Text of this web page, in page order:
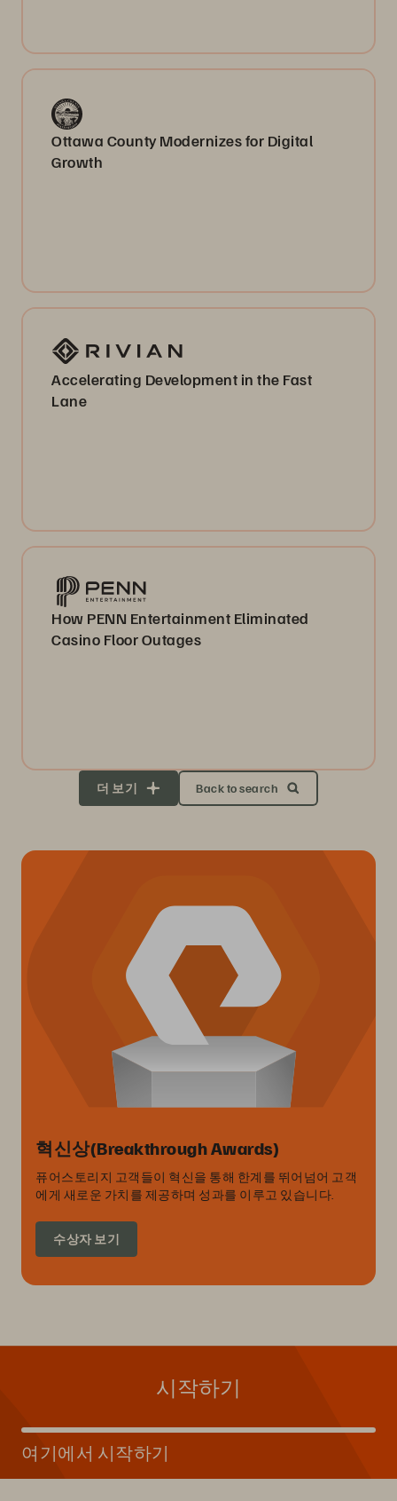
Ottawa County Modernizes for Digital
Growth
Accelerating Development in the Fast
Lane
How PENN Entertainment Eliminated
Casino Floor Outages
더 보기 Back to search
혁신상(Breakthrough Awards)
퓨어스토리지 고객들이 혁신을 통해 한계를 뛰어넘어 고객
에게 새로운 가치를 제공하며 성과를 이루고 있습니다.
수상자 보기
시작하기
여기에서 시작하기